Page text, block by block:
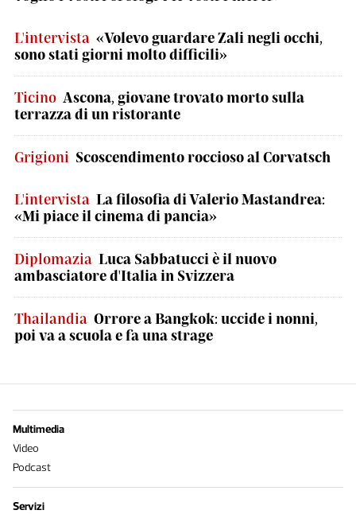
L'intervista «Volevo guardare Zali negli occhi,
sono stati giorni molto difficili»
Ticino Ascona, giovane trovato morto sulla
terrazza di un ristorante
Grigioni Scoscendimento roccioso al Corvatsch
L'intervista La filosofia di Valerio Mastandrea:
«Mi piace il cinema di pancia»
Diplomazia Luca Sabbatucci è il nuovo
ambasciatore d'Italia in Svizzera
Thailandia Orrore a Bangkok: uccide i nonni,
poi va a scuola e fa una strage
Multimedia
Video
Podcast
Servizi